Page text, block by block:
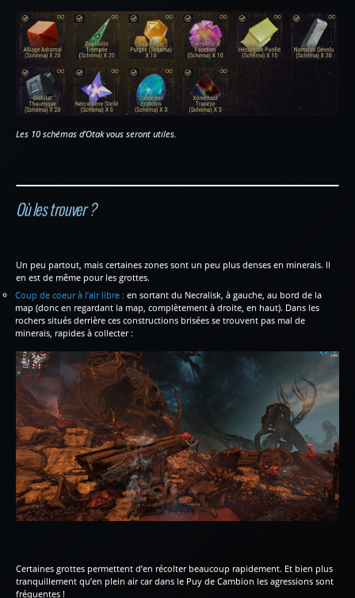
Les 10 schémas d’Otak vous seront utiles.
Où les trouver ?
Un peu partout, mais certaines zones sont un peu plus denses en minerais. Il
en est de même pour les grottes.
Coup de coeur à l’air libre : en sortant du Necralisk, à gauche, au bord de la
map (donc en regardant la map, complètement à droite, en haut). Dans les
rochers situés derrière ces constructions brisées se trouvent pas mal de
minerais, rapides à collecter :
Certaines grottes permettent d’en récolter beaucoup rapidement. Et bien plus
tranquillement qu’en plein air car dans le Puy de Cambion les agressions sont
fréquentes !